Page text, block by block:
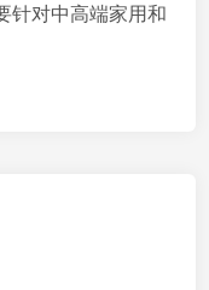
针对中高端家用和